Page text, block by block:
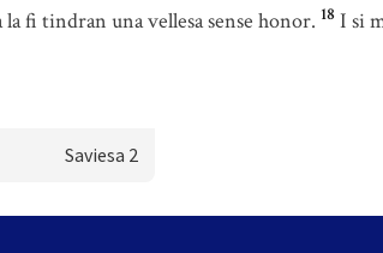
fi tindran una vellesa sense honor. 18 I si
Saviesa 2